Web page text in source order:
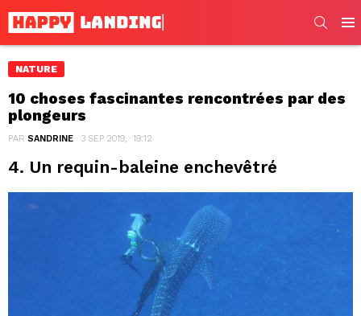
NATURE
10 choses fascinantes rencontrées par des
plongeurs
PAR SANDRINE 3 SEP 2019, · 19:12
4. Un requin-baleine enchevêtré